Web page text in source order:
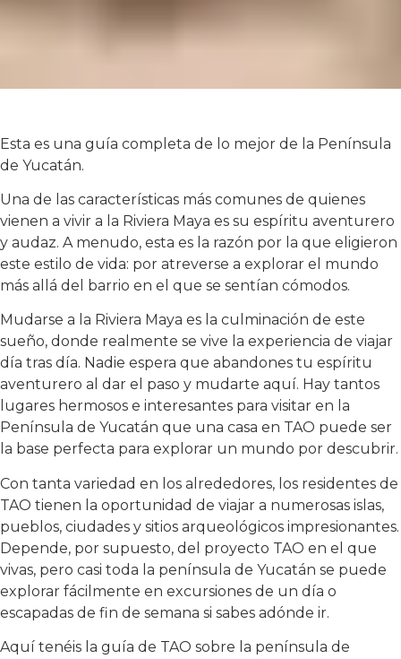
Esta es una guía completa de lo mejor de la Península
de Yucatán.
Una de las características más comunes de quienes
vienen a vivir a la Riviera Maya es su espíritu aventurero
y audaz. A menudo, esta es la razón por la que eligieron
este estilo de vida: por atreverse a explorar el mundo
más allá del barrio en el que se sentían cómodos.
Mudarse a la Riviera Maya es la culminación de este
sueño, donde realmente se vive la experiencia de viajar
día tras día. Nadie espera que abandones tu espíritu
aventurero al dar el paso y mudarte aquí. Hay tantos
lugares hermosos e interesantes para visitar en la
Península de Yucatán que una casa en TAO puede ser
la base perfecta para explorar un mundo por descubrir.
Con tanta variedad en los alrededores, los residentes de
TAO tienen la oportunidad de viajar a numerosas islas,
pueblos, ciudades y sitios arqueológicos impresionantes.
Depende, por supuesto, del proyecto TAO en el que
vivas, pero casi toda la península de Yucatán se puede
explorar fácilmente en excursiones de un día o
escapadas de fin de semana si sabes adónde ir.
Aquí tenéis la guía de TAO sobre la península de